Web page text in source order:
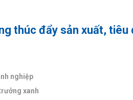
thúc đẩy sản xuất, tiêu
nghiệp
xanh